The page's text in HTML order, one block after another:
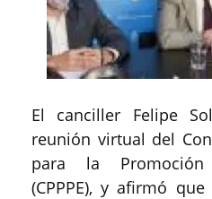
El canciller Felipe
reunión virtual del
para la Promoción
(CPPPE), y afirmó